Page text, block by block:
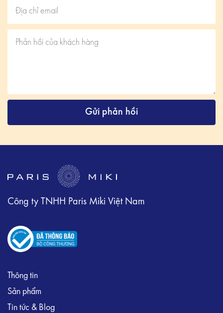
Gửi phản hồi
Công ty TNHH Paris Miki Việt Nam
Thông tin
Sản phẩm
Tin tức & Blog